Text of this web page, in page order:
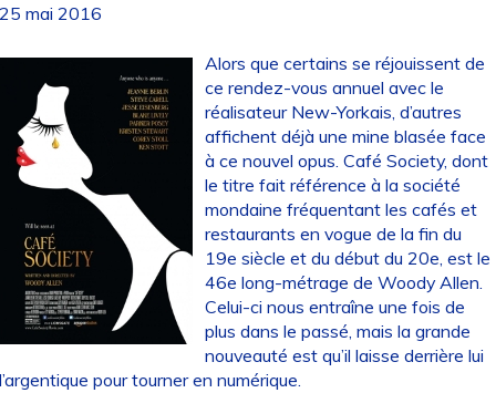
mai 2016
Alors que certains se réjouissent de
ce rendez-vous annuel avec le
réalisateur New-Yorkais, d’autres
affichent déjà une mine blasée face
à ce nouvel opus. Café Society, dont
le titre fait référence à la société
mondaine fréquentant les cafés et
restaurants en vogue de la fin du
19e siècle et du début du 20e, est le
46e long-métrage de Woody Allen.
Celui-ci nous entraîne une fois de
plus dans le passé, mais la grande
nouveauté est qu’il laisse derrière lui
pour tourner en numérique.